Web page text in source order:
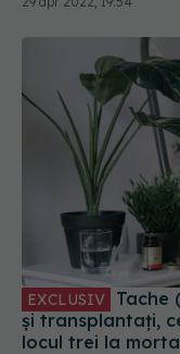
EXCLUSIV
și transplantați,
locul trei la